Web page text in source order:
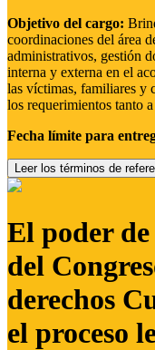
Objetivo del cargo:
coordinaciones del área
administrativos, gestión
interna y externa en el
las víctimas, familiares y
los requerimientos tanto
Fecha límite para
Leer los términos de
El poder
del
derechos
el proceso